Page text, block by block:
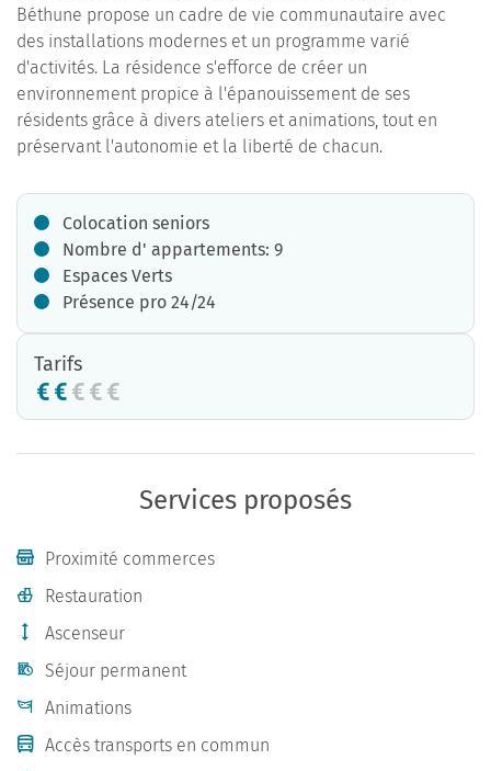
Béthune propose un cadre de vie communautaire avec
des installations modernes et un programme varié
d'activités. La résidence s'efforce de créer un
environnement propice à l'épanouissement de ses
résidents grâce à divers ateliers et animations, tout en
préservant l'autonomie et la liberté de chacun.
Colocation seniors
Nombre d' appartements: 9
Espaces Verts
Présence pro 24/24
Tarifs
Services proposés
Proximité commerces
Restauration
Ascenseur
Séjour permanent
Animations
Accès transports en commun